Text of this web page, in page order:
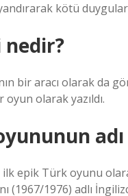
kötü
bir aracı olarak da
olarak yazıldı.
ilk epik Türk oyunu
(1967/1976) adlı